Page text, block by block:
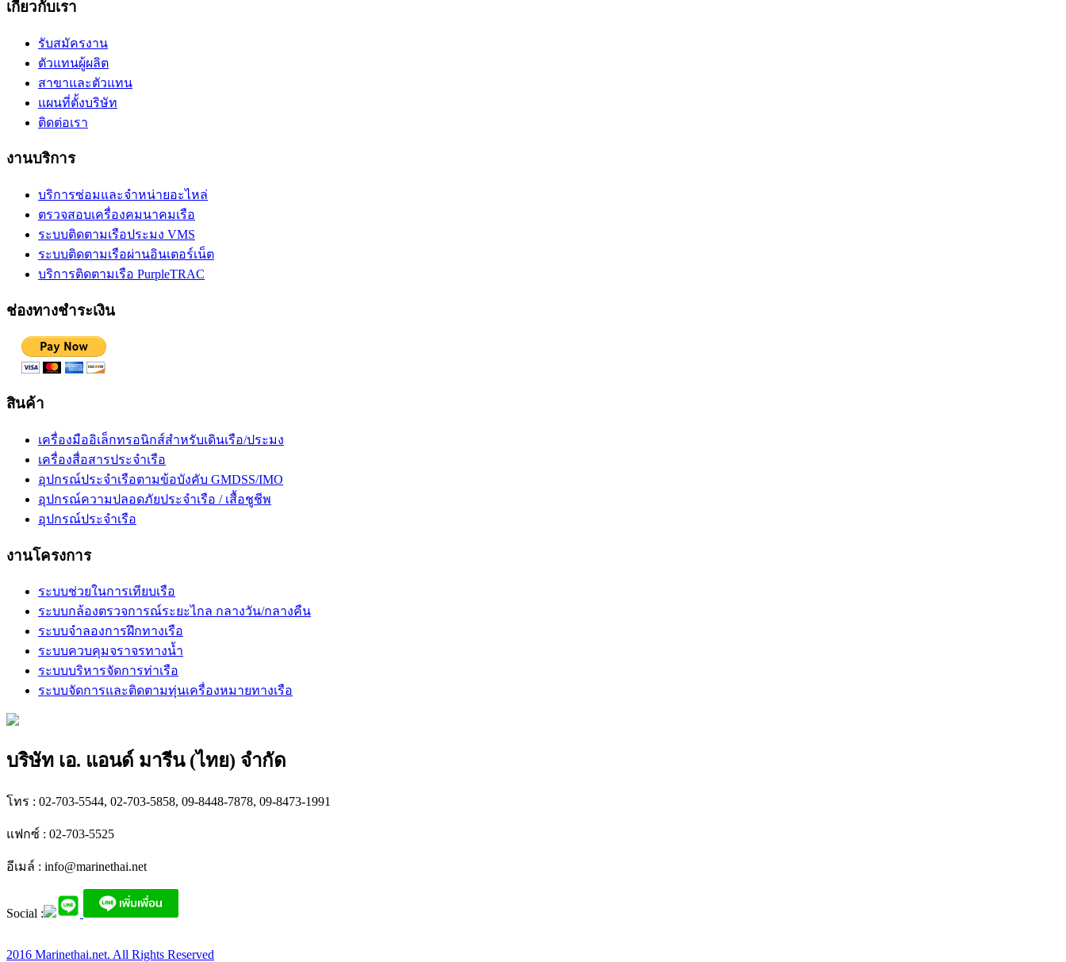
เกี่ยวกับเรา
รับสมัครงาน
ตัวแทนผู้ผลิต
สาขาและตัวแทน
แผนที่ตั้งบริษัท
ติดต่อเรา
งานบริการ
บริการซ่อมและจำหน่ายอะไหล่
ตรวจสอบเครื่องคมนาคมเรือ
ระบบติดตามเรือประมง VMS
ระบบติดตามเรือผ่านอินเตอร์เน็ต
บริการติดตามเรือ PurpleTRAC
ช่องทางชำระเงิน
สินค้า
เครื่องมืออิเล็กทรอนิกส์สำหรับเดินเรือ/ประมง
เครื่องสื่อสารประจำเรือ
อุปกรณ์ประจำเรือตามข้อบังคับ GMDSS/IMO
อุปกรณ์ความปลอดภัยประจำเรือ / เสื้อชูชีพ
อุปกรณ์ประจำเรือ
งานโครงการ
ระบบช่วยในการเทียบเรือ
ระบบกล้องตรวจการณ์ระยะไกล กลางวัน/กลางคืน
ระบบจำลองการฝึกทางเรือ
ระบบควบคุมจราจรทางน้ำ
ระบบบริหารจัดการท่าเรือ
ระบบจัดการและติดตามทุ่นเครื่องหมายทางเรือ
บริษัท เอ. แอนด์ มารีน (ไทย) จำกัด
โทร : 02-703-5544, 02-703-5858, 09-8448-7878, 09-8473-1991
แฟกซ์ : 02-703-5525
อีเมล์ : info@marinethai.net
Social :
2016 Marinethai.net. All Rights Reserved